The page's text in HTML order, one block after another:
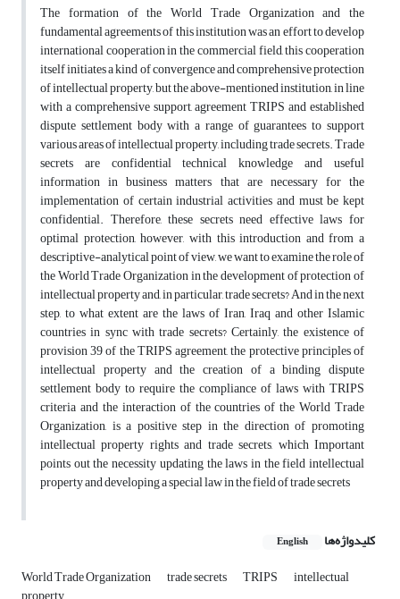
The formation of the World Trade Organization and the
fundamental agreements of this institution was an effort to develop
international cooperation in the commercial field, this cooperation
itself initiates a kind of convergence and comprehensive protection
of intellectual property, but the above-mentioned institution, in line
with a comprehensive support, agreement TRIPS and established
dispute settlement body with a range of guarantees to support
various areas of intellectual property, including trade secrets. Trade
secrets are confidential technical knowledge and useful
information in business matters that are necessary for the
implementation of certain industrial activities and must be kept
confidential. Therefore, these secrets need effective laws for
optimal protection, however, with this introduction and from a
descriptive-analytical point of view, we want to examine the role of
the World Trade Organization in the development of protection of
intellectual property and, in particular, trade secrets? And in the next
step, to what extent are the laws of Iran, Iraq and other Islamic
countries in sync with trade secrets? Certainly, the existence of
provision 39 of the TRIPS agreement, the protective principles of
intellectual property and the creation of a binding dispute
settlement body to require the compliance of laws with TRIPS
criteria and the interaction of the countries of the World Trade
Organization, is a positive step in the direction of promoting
intellectual property rights and trade secrets, which Important
points out the necessity updating the laws in the field intellectual
property and developing a special law in the field of trade secrets
کلیدواژه‌ها English
World Trade Organization trade secrets TRIPS intellectual